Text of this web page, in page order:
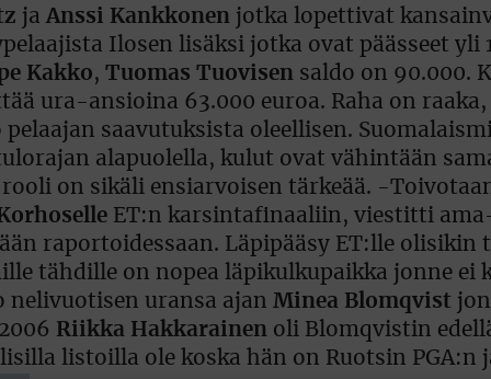
ja Anssi Kankkonen jotka lopettivat
Ilosen lisäksi jotka ovat päässeet yli
Kakko, Tuomas Tuovisen saldo on 90.000.
ura-ansioina 63.000 euroa. Raha on
saavutuksista oleellisen.
alapuolella, kulut ovat vähintään
on sikäli ensiarvoisen tärkeää. -
ET:n karsintafinaaliin, viestitti
raportoidessaan. Läpipääsy ET:lle olisikin
tähdille on nopea läpikulkupaikka jonne ei
uransa ajan Minea Blomqvist
Riikka Hakkarainen oli Blomqvistin
listoilla ole koska hän on Ruotsin PGA:n